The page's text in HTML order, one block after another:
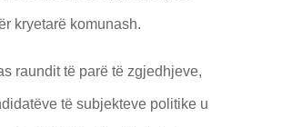
kryetarë komunash.
raundit të parë të zgjedhjeve,
të subjekteve politike u